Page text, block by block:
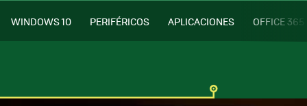
WINDOWS 10 PERIFÉRICOS APLICACIONES OFFICE 365